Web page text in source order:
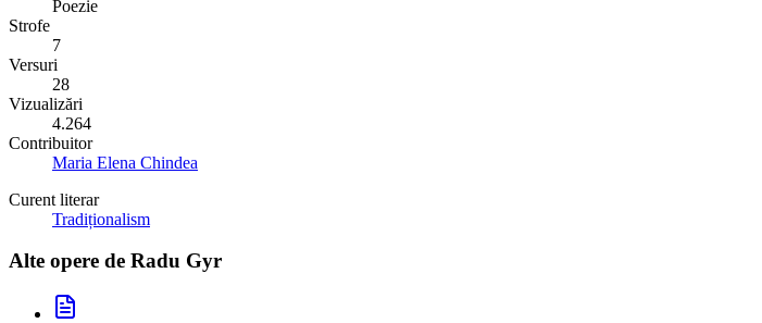
Poezie
Strofe
7
Versuri
28
Vizualizări
4.264
Contribuitor
Maria Elena Chindea
Curent literar
Tradiționalism
Alte opere de Radu Gyr